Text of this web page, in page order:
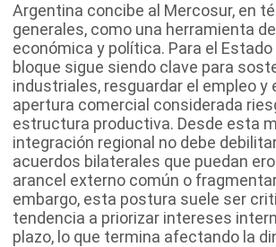
Argentina concibe al Mercosur, en
generales, como una herramienta
económica y política. Para el Estado
bloque sigue siendo clave para
industriales, resguardar el empleo y
apertura comercial considerada
estructura productiva. Desde esta
integración regional no debe
acuerdos bilaterales que puedan
arancel externo común o
embargo, esta postura suele ser
tendencia a priorizar intereses
plazo, lo que termina afectando la